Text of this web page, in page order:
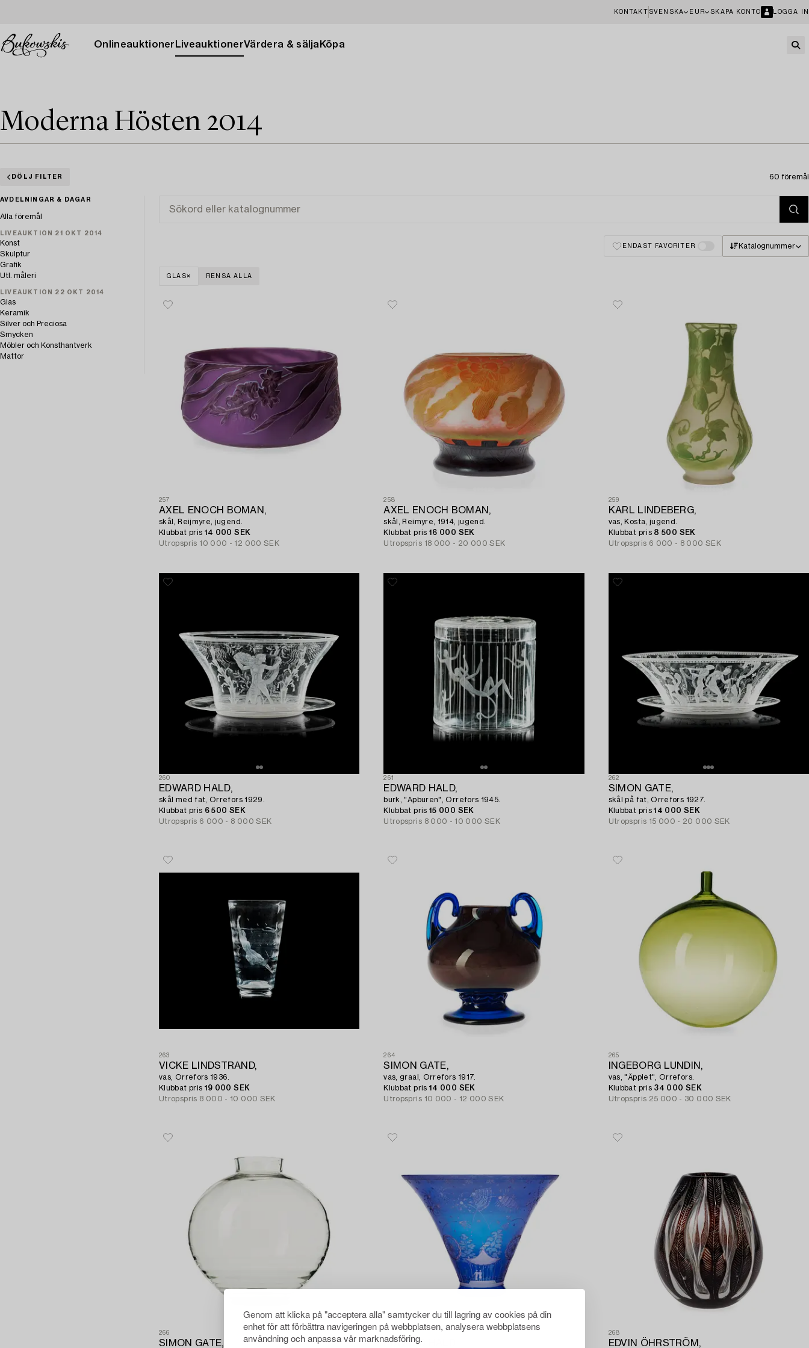
Genom att klicka på "acceptera alla" samtycker du till lagring av cookies på din
enhet för att förbättra navigeringen på webbplatsen, analysera webbplatsens
användning och anpassa vår marknadsföring.
KONTAKT SVENSKA EUR SKAPA KONTO LOGGA IN
Onlineauktioner LiveauktionerVärdera & sälja Köpa
Moderna Hösten 2014
DÖLJ FILTER 60 föremål
AVDELNINGAR & DAGAR
Alla föremål
LIVEAUKTION 21 OKT 2014
Konst
Skulptur
Grafik
Utl. måleri
LIVEAUKTION 22 OKT 2014
Glas
Keramik
Silver och Preciosa
Smycken
Möbler och Konsthantverk
Mattor
ENDAST FAVORITER Katalognummer
GLAS RENSA ALLA
257
AXEL ENOCH BOMAN,
skål, Reijmyre, jugend.
Klubbat pris 14 000 SEK
Utropspris 10 000 - 12 000 SEK
258
AXEL ENOCH BOMAN,
skål, Reimyre, 1914, jugend.
Klubbat pris16 000 SEK
Utropspris 18 000 - 20 000 SEK
259
KARL LINDEBERG,
vas, Kosta, jugend.
Klubbat pris 8 500 SEK
Utropspris 6 000 - 8 000 SEK
260
EDWARD HALD,
skål med fat, Orrefors 1929.
Klubbat pris 6 500 SEK
Utropspris 6 000 - 8 000 SEK
261
EDWARD HALD,
burk, "Apburen", Orrefors 1945.
Klubbat pris15 000 SEK
Utropspris 8 000 - 10 000 SEK
262
SIMON GATE,
skål på fat, Orrefors 1927.
Klubbat pris14 000 SEK
Utropspris 15 000 - 20 000 SEK
263
VICKE LINDSTRAND,
vas, Orrefors 1936.
Klubbat pris 19 000 SEK
Utropspris 8 000 - 10 000 SEK
264
SIMON GATE,
vas, graal, Orrefors 1917.
Klubbat pris14 000 SEK
Utropspris 10 000 - 12 000 SEK
265
INGEBORG LUNDIN,
vas, "Äpplet", Orrefors.
Klubbat pris 34 000 SEK
Utropspris 25 000 - 30 000 SEK
266
SIMON GATE, EDWARD HALD,
268
EDVIN ÖHRSTRÖM,